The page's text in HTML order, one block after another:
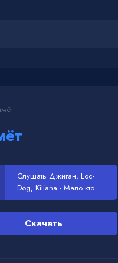
Слушать Джиган, Loc-
Dog, Kiliana - Мало кто
поймёт
Скачать